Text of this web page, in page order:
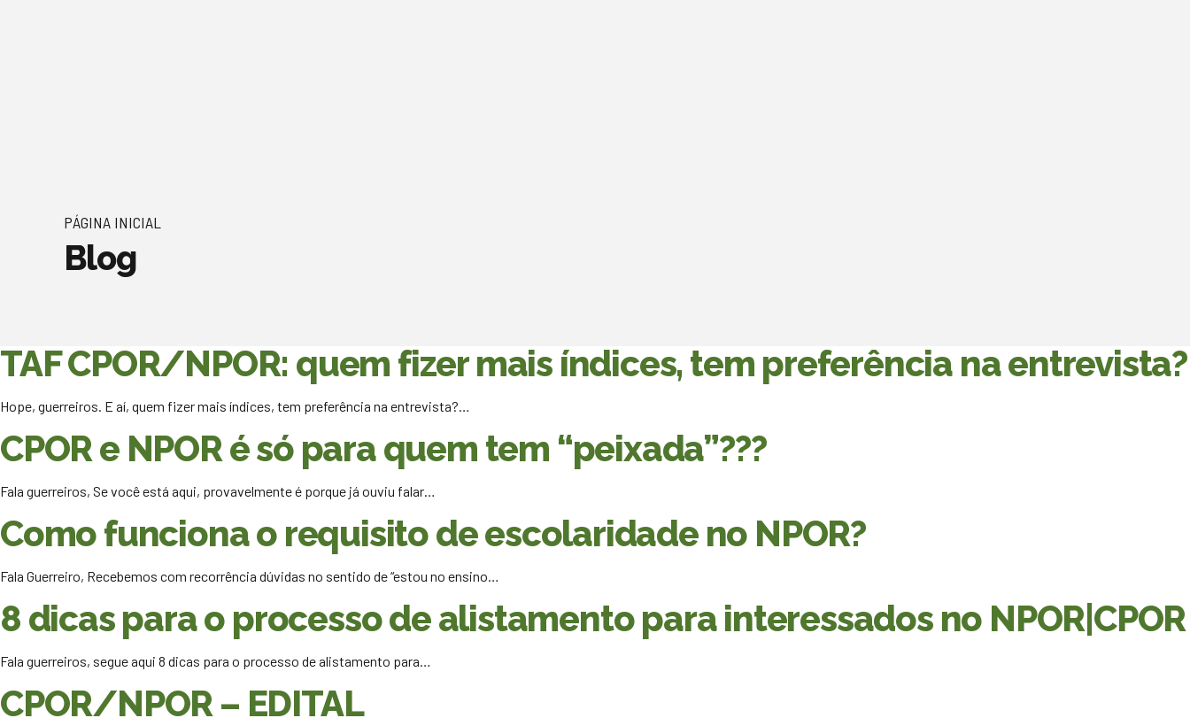
PÁGINA INICIAL
Blog
TAF CPOR/NPOR: quem fizer mais índices, tem preferência na entrevista?
Hope, guerreiros. E aí, quem fizer mais índices, tem preferência na entrevista?…
CPOR e NPOR é só para quem tem “peixada”???
Fala guerreiros, Se você está aqui, provavelmente é porque já ouviu falar…
Como funciona o requisito de escolaridade no NPOR?
Fala Guerreiro, Recebemos com recorrência dúvidas no sentido de “estou no ensino…
8 dicas para o processo de alistamento para interessados no NPOR|CPOR
Fala guerreiros, segue aqui 8 dicas para o processo de alistamento para…
CPOR/NPOR – EDITAL